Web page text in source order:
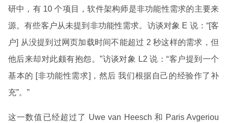
研中，有 10 个项目，软件架构师是非功能性需求的主要来
源。有些客户从未提到非功能性需求。访谈对象 E 说：“[客
户] 从没提到过网页加载时间不能超过 2 秒这样的需求，但
他后来却对此颇有抱怨。”访谈对象 L2 说：“客户提到一个
基本的 [非功能性需求]，然后 我们根据自己的经验作了补
充”。”
这一数值已经超过了 Uwe van Heesch 和 Paris Avgeriou